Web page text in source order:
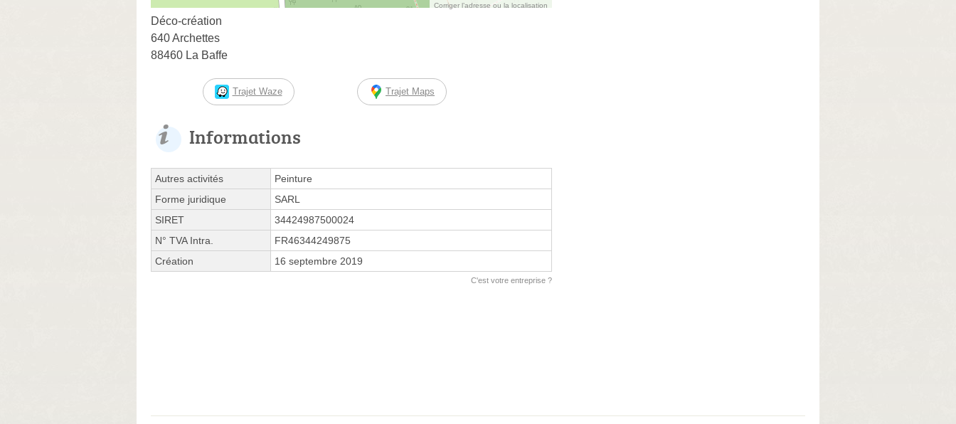
Corriger l’adresse ou la localisation
Déco-création
640 Archettes
88460 La Baffe
Trajet Waze Trajet Maps
Informations
Autres activités
Peinture
Forme juridique
SARL
SIRET
34424987500024
N° TVA Intra.
FR46344249875
Création
16 septembre 2019
C'est votre entreprise ?